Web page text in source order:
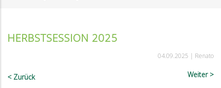
HERBSTSESSION 2025
04.09.2025 | Renato
Zurück Weiter